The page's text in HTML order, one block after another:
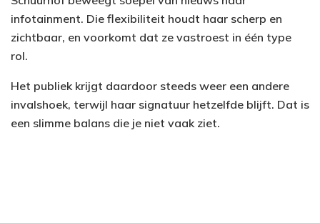
infotainment. Die flexibiliteit houdt haar scherp en
zichtbaar, en voorkomt dat ze vastroest in één type
rol.
Het publiek krijgt daardoor steeds weer een andere
invalshoek, terwijl haar signatuur hetzelfde blijft. Dat is
een slimme balans die je niet vaak ziet.